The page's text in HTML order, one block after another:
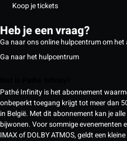
Koop je tickets
Heb je een vraag?
Ga naar ons online hulpcentrum om
Ga naar het hulpcentrum
Pathé Infinity is het abonnement
onbeperkt toegang krijgt tot meer dan
in België. Met dit abonnement kan je
bijwonen. Voor sommige evenementen
IMAX of DOLBY ATMOS, geldt een